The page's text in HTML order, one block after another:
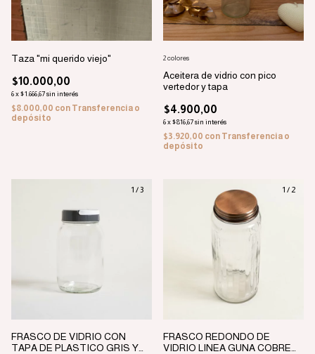
Taza "mi querido viejo"
$10.000,00
6x$1.666,67sin interés
$8.000,00 con Transferencia o
depósito
Aceitera de vidrio con pico
vertedor y tapa
$4.900,00
6x$816,67sin interés
$3.920,00 con Transferencia o
depósito
2 colores
1 / 3
FRASCO DE VIDRIO CON
TAPA DE PLASTICO GRIS Y
1 / 2
FRASCO REDONDO DE
VIDRIO LINEA GUNA COBRE